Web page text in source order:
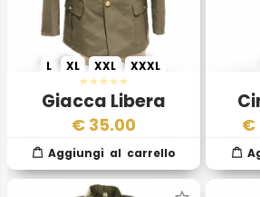
Giacca Libera
Uscita Esercito
Italiano
L XL XXL XXXL
€ 35.00 €